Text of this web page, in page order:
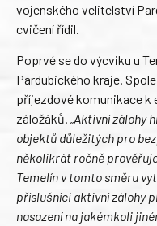
vojenského velitelství
cvičení řídil.
Poprvé se do výcviku u
Pardubického kraje.
příjezdové komunikace k
záložáků. „Aktivní zálohy
objektů důležitých pro
několikrát ročně
Temelín v tomto směru
příslušníci aktivní zálohy
nasazení na jakémkoli